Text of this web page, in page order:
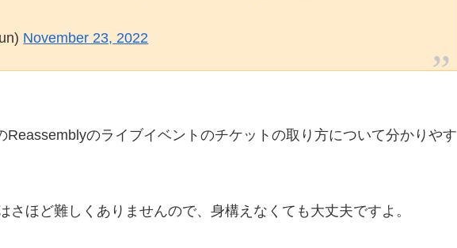
November 23, 2022
Reassemblyのライブイベントのチケットの取り方について分かりやす
さほど難しくありませんので、身構えなくても大丈夫ですよ。